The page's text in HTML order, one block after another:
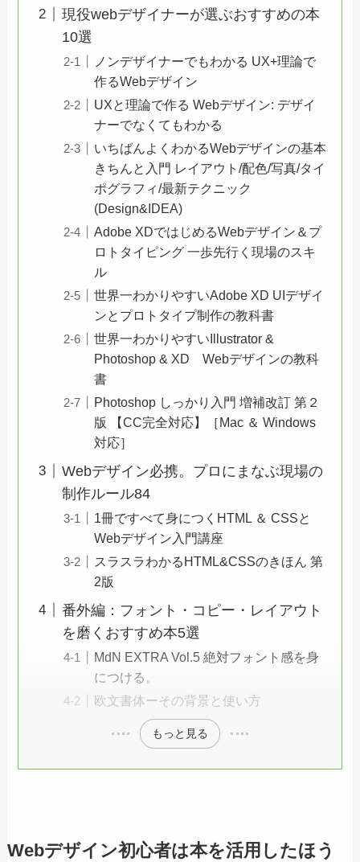
現役webデザイナーが選ぶおすすめの本
10選
ノンデザイナーでもわかる UX+理論で
作るWebデザイン
UXと理論で作る Webデザイン: デザイ
ナーでなくてもわかる
いちばんよくわかるWebデザインの基本
きちんと入門 レイアウト/配色/写真/タイ
ポグラフィ/最新テクニック
(Design&IDEA)
Adobe XDではじめるWebデザイン＆プ
ロトタイピング 一歩先行く現場のスキ
ル
世界一わかりやすいAdobe XD UIデザイ
ンとプロトタイプ制作の教科書
世界一わかりやすいIllustrator &
Photoshop & XD Webデザインの教科
書
Photoshop しっかり入門 増補改訂 第２
版 【CC完全対応】［Mac ＆ Windows
対応］
Webデザイン必携。プロにまなぶ現場の
制作ルール84
1冊ですべて身につくHTML ＆ CSSと
Webデザイン入門講座
スラスラわかるHTML&CSSのきほん 第
2版
番外編：フォント・コピー・レイアウト
を磨くおすすめ本5選
MdN EXTRA Vol.5 絶対フォント感を身
につける。
欧文書体ーその背景と使い方
もっと見る
Webデザイン初心者は本を活用したほう